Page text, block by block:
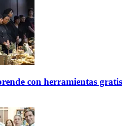
con herramientas gratis